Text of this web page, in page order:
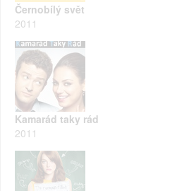
Černobílý svět
2011
Kamarád taky rád
2011